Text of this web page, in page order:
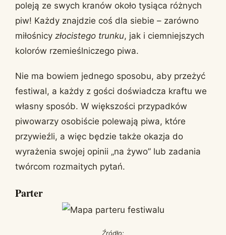
poleją ze swych kranów około tysiąca różnych
piw! Każdy znajdzie coś dla siebie – zarówno
miłośnicy złocistego trunku, jak i ciemniejszych
kolorów rzemieślniczego piwa.
Nie ma bowiem jednego sposobu, aby przeżyć
festiwal, a każdy z gości doświadcza kraftu we
własny sposób. W większości przypadków
piwowarzy osobiście polewają piwa, które
przywieźli, a więc będzie także okazja do
wyrażenia swojej opinii „na żywo” lub zadania
twórcom rozmaitych pytań.
Parter
Źródło: